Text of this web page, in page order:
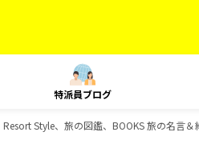
特派員ブログ
Style、旅の図鑑、BOOKS 旅の名言